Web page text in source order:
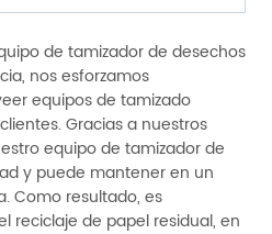
de tamizador de desechos
nos esforzamos
equipos de tamizado
Gracias a nuestros
equipo de tamizador de
y puede mantener en un
Como resultado, es
reciclaje de papel residual, en